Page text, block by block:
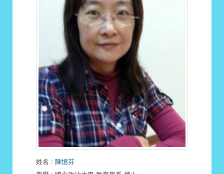
姓名 : 陳憶芬